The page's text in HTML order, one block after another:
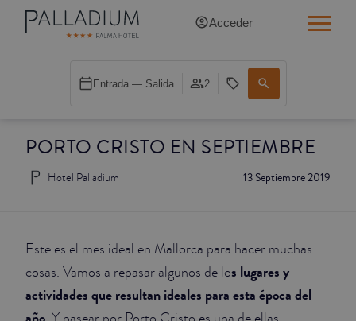
PORTO CRISTO EN SEPTIEMBRE
13 Septiembre 2019
Hotel Palladium
Este es el mes ideal en Mallorca para hacer muchas
cosas. Vamos a repasar algunos de los lugares y
actividades que resultan ideales para esta época del
Acceder
Entrada — Salida 2
INDIVIDUAL BALCÓN CATEDRAL
DOBLE RED
DOBLE WHITE
DOBLE INN CATEDRAL